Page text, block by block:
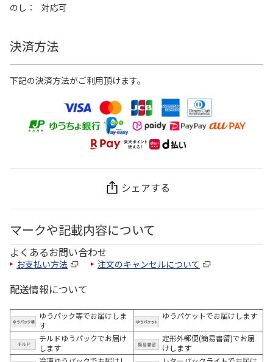
のし
対応可
決済方法
下記の決済方法がご利用頂けます。
シェアする
マークや記載内容について
よくあるお問い合わせ
お支払い方法 注文のキャンセルについて
配送情報について
ゆうパック等でお届けしま
す
ゆうパケットでお届けします
チルドゆうパックでお届け
します
定形外郵便(簡易書留)でお届
けします